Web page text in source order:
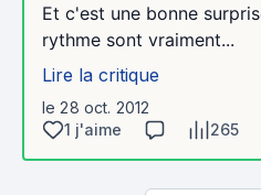
Et c'est une bonne
rythme sont vraiment...
Lire la critique
le 28 oct. 2012
1 j'aime
265